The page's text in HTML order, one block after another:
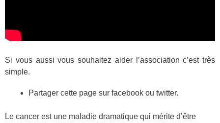
Si vous aussi vous souhaitez aider l’association c’est très
simple.
Partager cette page sur facebook ou twitter.
Le cancer est une maladie dramatique qui mérite d’être